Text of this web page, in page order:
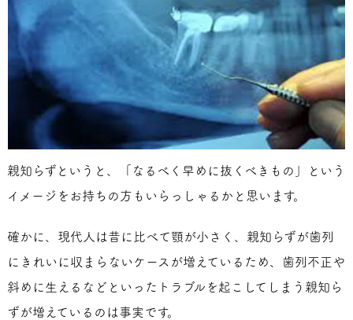
親知らずというと、「なるべく早めに抜くべきもの」という
イメージをお持ちの方もいらっしゃるかと思います。
確かに、現代人は昔に比べて顎が小さく、親知らずが歯列
にきれいに収まらないケースが増えているため、歯列不正や
斜めに生えるなどといったトラブルを起こしてしまう親知ら
ずが増えているのは事実です。